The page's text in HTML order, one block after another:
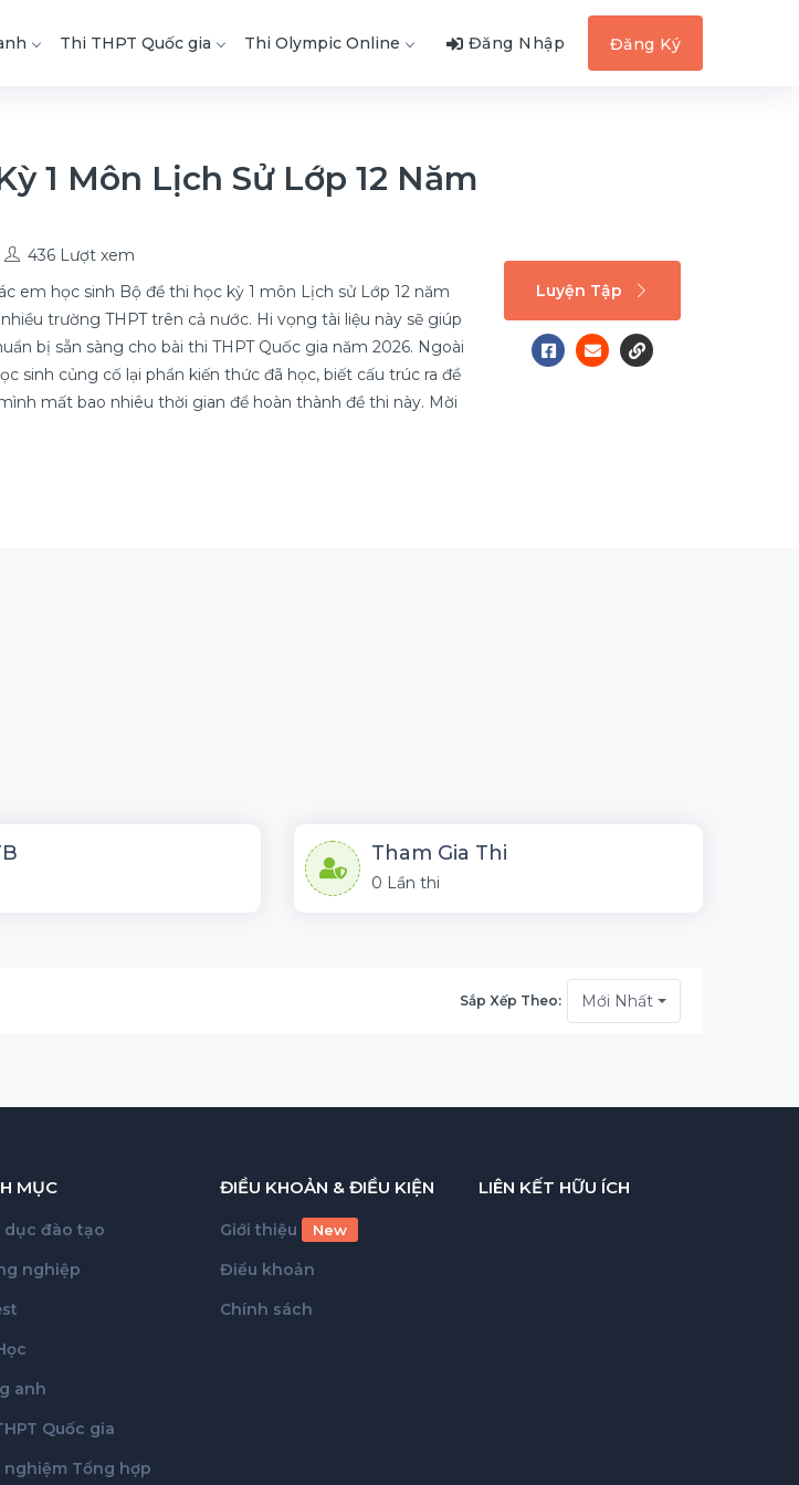
Thi THPT Quốc gia Thi Olympic Online Đăng Nhập Đăng Ký
1 Môn Lịch Sử Lớp 12 Năm
436 Lượt xem
em học sinh Bộ đề thi học kỳ 1 môn Lịch sử Lớp 12 năm
trường THPT trên cả nước. Hi vọng tài liệu này sẽ giúp
bị sẵn sàng cho bài thi THPT Quốc gia năm 2026. Ngoài
sinh củng cố lại phần kiến thức đã học, biết cấu trúc ra đề
mất bao nhiêu thời gian để hoàn thành đề thi này. Mời
Luyện Tập
Tham Gia Thi
0 Lần thi
Sắp Xếp Theo: Mới Nhất
MỤC
dục đào tạo
nghiệp
anh
Quốc gia
nghiệm Tổng hợp
ĐIỀU KHOẢN & ĐIỀU KIỆN
Giới thiệu New
Điều khoản
Chính sách
LIÊN KẾT HỮU ÍCH